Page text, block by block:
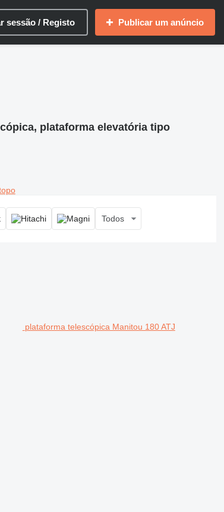
sessão / Registo Publicar um anúncio
plataforma elevatória tipo
Todos
plataforma telescópica Manitou 180 ATJ